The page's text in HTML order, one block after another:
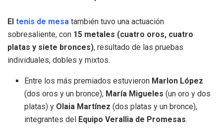
El tenis de mesa también tuvo una actuación
sobresaliente, con 15 metales (cuatro oros, cuatro
platas y siete bronces), resultado de las pruebas
individuales, dobles y mixtos.
Entre los más premiados estuvieron Marlon López
(dos oros y un bronce), María Migueles (un oro y dos
platas) y Olaia Martínez (dos platas y un bronce),
integrantes del
Equipo Verallia de Promesas.